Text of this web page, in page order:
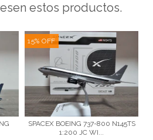
estos productos.
15% OFF
SPACEX BOEING 737-800 N145TS
1:200 JC WI...